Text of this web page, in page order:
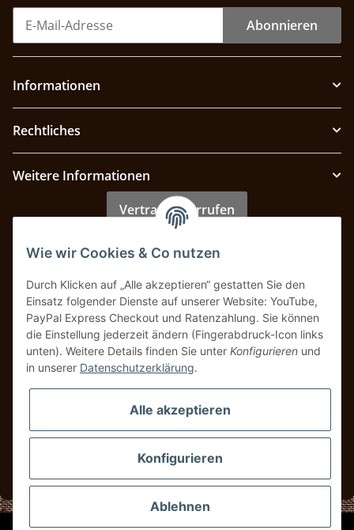
Abonnieren
Informationen
Rechtliches
Weitere Informationen
Vertrag widerrufen
Zahlung & Versand
* Alle Preise inkl. gesetzlicher USt., zzgl.Versand
Wie wir Cookies & Co nutzen
Durch Klicken auf „Alle akzeptieren“ gestatten Sie den
Einsatz folgender Dienste auf unserer Website: YouTube,
PayPal Express Checkout und Ratenzahlung. Sie können
die Einstellung jederzeit ändern (Fingerabdruck-Icon links
unten). Weitere Details finden Sie unter Konfigurieren und
in unserer Datenschutzerklärung.
Alle akzeptieren
Konfigurieren
Ablehnen